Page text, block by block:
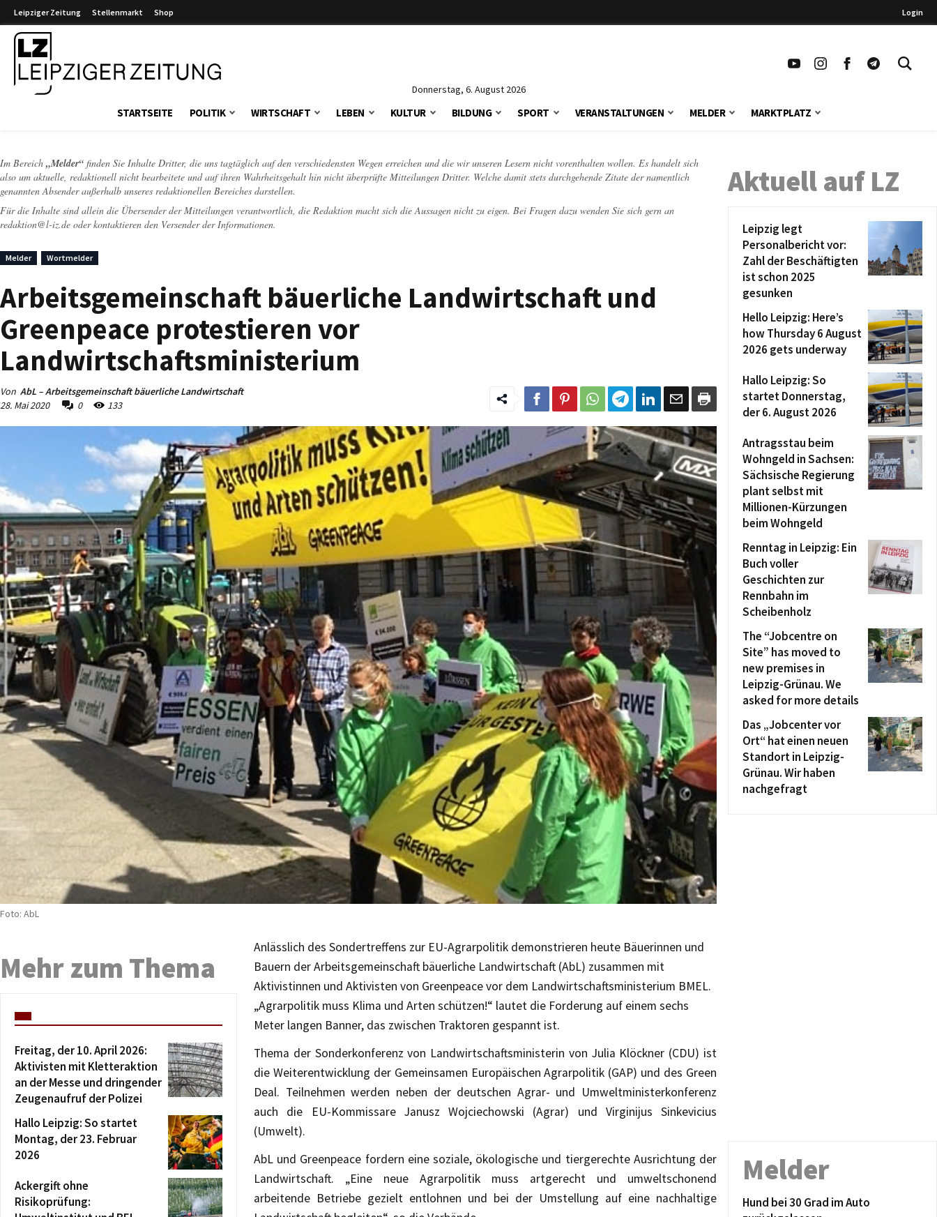
Leipziger Zeitung Stellenmarkt Shop Login
Donnerstag, 6. August 2026
STARTSEITE POLITIK WIRTSCHAFT LEBEN KULTUR BILDUNG SPORT VERANSTALTUNGEN MELDER MARKTPLATZ
Im Bereich „Melder“ finden Sie Inhalte Dritter, die uns tagtäglich auf den verschiedensten Wegen erreichen und die wir unseren Lesern nicht vorenthalten wollen. Es handelt sich
also um aktuelle, redaktionell nicht bearbeitete und auf ihren Wahrheitsgehalt hin nicht überprüfte Mitteilungen Dritter. Welche damit stets durchgehende Zitate der namentlich
genannten Absender außerhalb unseres redaktionellen Bereiches darstellen.
Für die Inhalte sind allein die Übersender der Mitteilungen verantwortlich, die Redaktion macht sich die Aussagen nicht zu eigen. Bei Fragen dazu wenden Sie sich gern an
redaktion@l-iz.de oder kontaktieren den Versender der Informationen.
Melder Wortmelder
Arbeitsgemeinschaft bäuerliche Landwirtschaft und
Greenpeace protestieren vor
Landwirtschaftsministerium
Von AbL – Arbeitsgemeinschaft bäuerliche Landwirtschaft
28. Mai 2020
0 133
Foto: AbL
Anlässlich des Sondertreffens zur EU-Agrarpolitik demonstrieren heute Bäuerinnen und
Bauern der Arbeitsgemeinschaft bäuerliche Landwirtschaft (AbL) zusammen mit
Aktivistinnen und Aktivisten von Greenpeace vor dem Landwirtschaftsministerium BMEL.
„Agrarpolitik muss Klima und Arten schützen!“ lautet die Forderung auf einem sechs
Meter langen Banner, das zwischen Traktoren gespannt ist.
Thema der Sonderkonferenz von Landwirtschaftsministerin von Julia Klöckner (CDU) ist
die Weiterentwicklung der Gemeinsamen Europäischen Agrarpolitik (GAP) und des Green
Deal. Teilnehmen werden neben der deutschen Agrar- und Umweltministerkonferenz
auch die EU-Kommissare Janusz Wojciechowski (Agrar) und Virginijus Sinkevicius
(Umwelt).
AbL und Greenpeace fordern eine soziale, ökologische und tiergerechte Ausrichtung der
Landwirtschaft. „Eine neue Agrarpolitik muss artgerecht und umweltschonend
arbeitende Betriebe gezielt entlohnen und bei der Umstellung auf eine nachhaltige
Mehr zum Thema
Freitag, der 10. April 2026:
Aktivisten mit Kletteraktion
an der Messe und dringender
Zeugenaufruf der Polizei
Hallo Leipzig: So startet
Montag, der 23. Februar
2026
Ackergift ohne
Risikoprüfung:
Aktuell auf LZ
Leipzig legt
Personalbericht vor:
Zahl der Beschäftigten
ist schon 2025
gesunken
Hello Leipzig: Here’s
how Thursday 6 August
2026 gets underway
Hallo Leipzig: So
startet Donnerstag,
der 6. August 2026
Antragsstau beim
Wohngeld in Sachsen:
Sächsische Regierung
plant selbst mit
Millionen-Kürzungen
beim Wohngeld
Renntag in Leipzig: Ein
Buch voller
Geschichten zur
Rennbahn im
Scheibenholz
The “Jobcentre on
Site” has moved to
new premises in
Leipzig-Grünau. We
asked for more details
Das „Jobcenter vor
Ort“ hat einen neuen
Standort in Leipzig-
Grünau. Wir haben
nachgefragt
Melder
Hund bei 30 Grad im Auto